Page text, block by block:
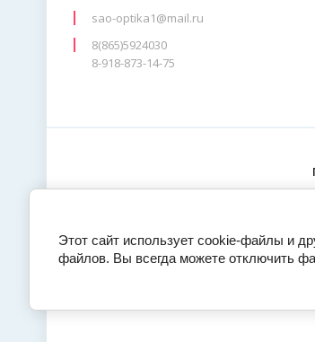
sao-optika1@mail.ru
8(865)5924030
8-918-873-14-75
Этот сайт использует cookie-файлы и
файлов. Вы всегда можете отключить